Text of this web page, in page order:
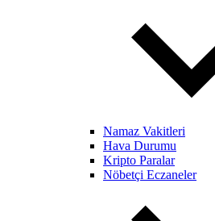
Namaz Vakitleri
Hava Durumu
Kripto Paralar
Nöbetçi Eczaneler